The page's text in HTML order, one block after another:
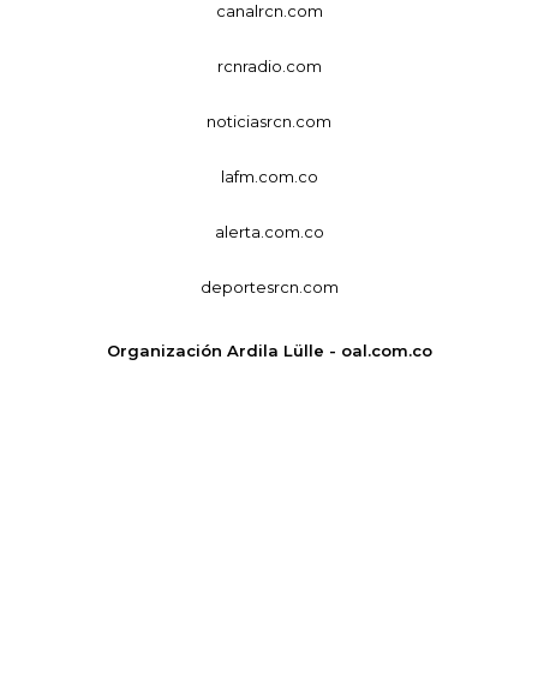
canalrcn.com
rcnradio.com
noticiasrcn.com
lafm.com.co
alerta.com.co
deportesrcn.com
Organización Ardila Lülle - oal.com.co